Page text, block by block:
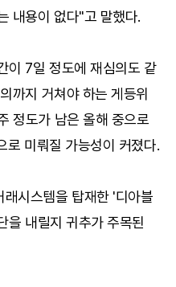
내용이 없다"고 말했다.
이 7일 정도에 재심의도 같
까지 거쳐야 하는 게등위
정도가 남은 올해 중으로
로 미뤄질 가능성이 커졌다.
시스템을 탑재한 '디아블
을 내릴지 귀추가 주목된